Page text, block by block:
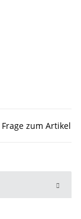
Frage zum Artikel